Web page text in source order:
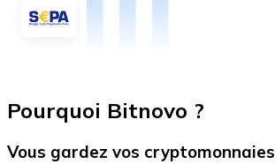
Pourquoi Bitnovo ?
Vous gardez vos cryptomonnaies